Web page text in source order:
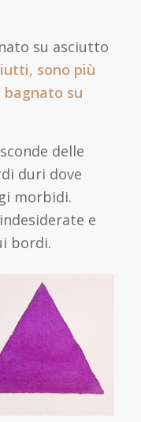
su asciutto
sono più
su
delle
duri dove
morbidi.
e
bordi.